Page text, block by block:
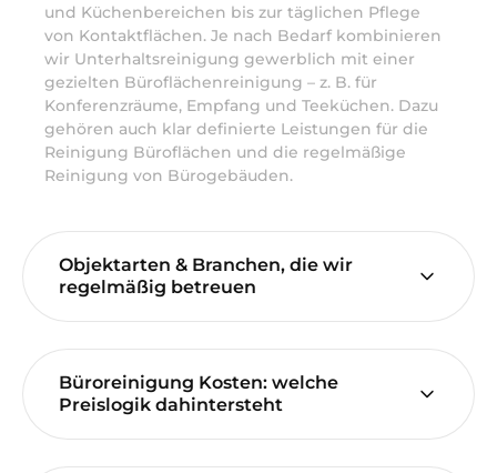
und Küchenbereichen bis zur täglichen Pflege
von Kontaktflächen. Je nach Bedarf kombinieren
wir Unterhaltsreinigung gewerblich mit einer
gezielten Büroflächenreinigung – z. B. für
Konferenzräume, Empfang und Teeküchen. Dazu
gehören auch klar definierte Leistungen für die
Reinigung Büroflächen und die regelmäßige
Reinigung von Bürogebäuden.
Objektarten & Branchen, die wir
regelmäßig betreuen
Büroreinigung Kosten: welche
Preislogik dahintersteht